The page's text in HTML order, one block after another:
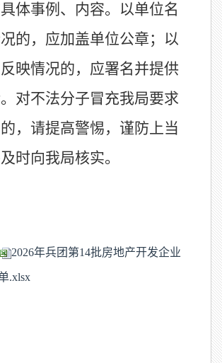
体事例、内容。以单位名
的，应加盖单位公章；以
映情况的，应署名并提供
。 对不法分子冒充我局要求
，请提高警惕，谨防上当
时向我局核实。
2026年兵团第14批房地产开发企业
.xlsx